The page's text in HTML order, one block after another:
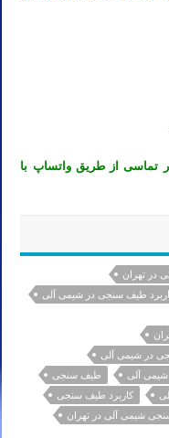
تماسی از طریق واتساپ با
در تهران
طیف سنجی در شیمی آلی
در شیمی آلی
شیمی آلی
طیف سنجی
کاربرد طیف سنجی
شیمی آلی در تهران